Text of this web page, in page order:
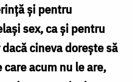
şi pentru
sex, ca şi pentru
cineva doreşte să
acum nu le are,